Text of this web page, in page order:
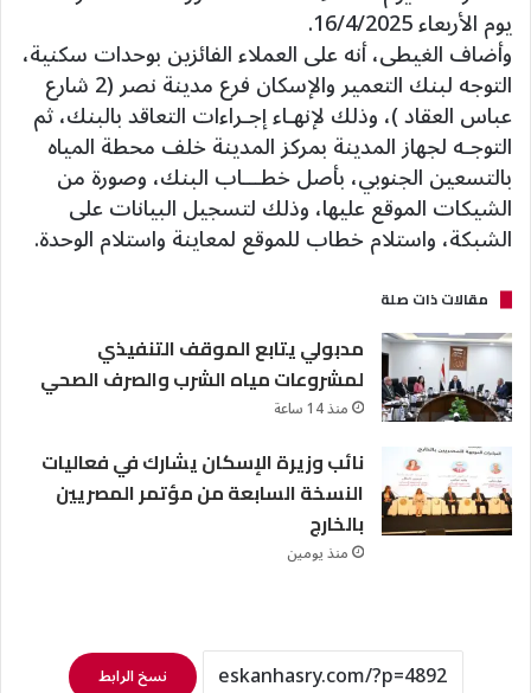
يوم الأربعاء 16/4/2025.
وأضاف الغيطى، أنه على العملاء الفائزين بوحدات سكنية،
التوجه لبنك التعمير والإسكان فرع مدينة نصر (2 شارع
عباس العقاد )، وذلك لإنهـاء إجـراءات التعاقد بالبنك، ثم
التوجـه لجهاز المدينة بمركز المدينة خلف محطة المياه
بالتسعين الجنوبي، بأصل خطـــاب البنك، وصورة من
الشيكات الموقع عليها، وذلك لتسجيل البيانات على
الشبكة، واستلام خطاب للموقع لمعاينة واستلام الوحدة.
مقالات ذات صلة
مدبولي يتابع الموقف التنفيذي
لمشروعات مياه الشرب والصرف الصحي
منذ 14 ساعة
نائب وزيرة الإسكان يشارك في فعاليات
النسخة السابعة من مؤتمر المصريين
بالخارج
منذ يومين
نسخ الرابط